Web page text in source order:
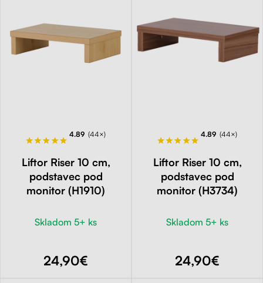
4.89 (44×)
Liftor Riser 10 cm,
podstavec pod
monitor (H1910)
Skladom 5+ ks
24,90€
4.89 (44×)
Liftor Riser 10 cm,
podstavec pod
monitor (H3734)
Skladom 5+ ks
24,90€